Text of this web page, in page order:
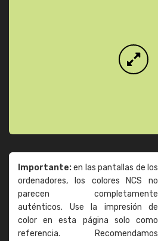
Importante:en las pantallas de los
ordenadores, los colores NCS no
parecen completamente
auténticos. Use la impresión de
color en esta página solo como
referencia. Recomendamos